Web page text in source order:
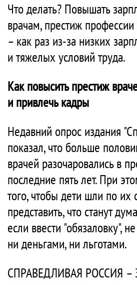
Что делать? Повышать
врачам, престиж
– как раз из-за низких
и тяжелых условий труда.
Как повысить престиж
и привлечь кадры
Недавний опрос издания
показал, что больше
врачей разочаровались в
последние пять лет. При
того, чтобы дети шли по их
представить, что станут
если ввести "обязаловку",
ни деньгами, ни льготами.
СПРАВЕДЛИВАЯ РОССИЯ –